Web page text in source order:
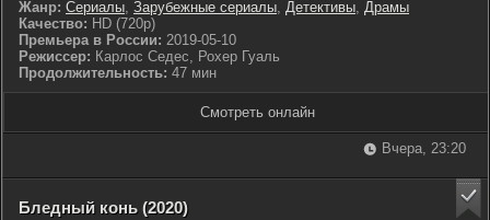
Жанр: Сериалы, Зарубежные сериалы, Детективы, Драмы
Качество: HD (720p)
Премьера в России: 2019-05-10
Режиссер: Карлос Седес, Рохер Гуаль
Продолжительность: 47 мин
Смотреть онлайн
Вчера, 23:20
Бледный конь (2020)